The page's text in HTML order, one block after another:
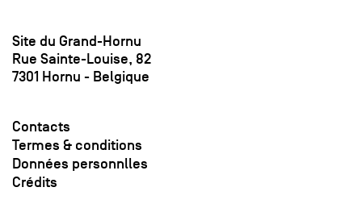
Site du Grand-Hornu
Rue Sainte-Louise, 82
7301 Hornu - Belgique
Contacts
Termes & conditions
Données personnlles
Crédits